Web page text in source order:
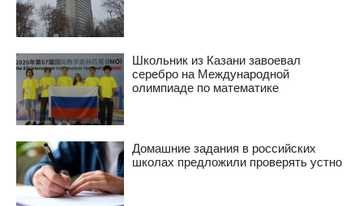
Школьник из Казани завоевал
серебро на Международной
олимпиаде по математике
Домашние задания в российских
школах предложили проверять устно